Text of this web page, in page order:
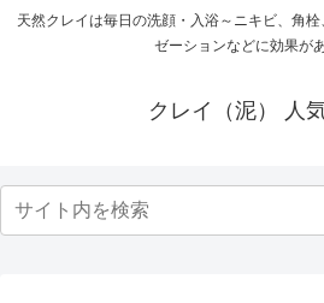
天然クレイは毎日の洗顔・入浴～ニキビ、角
ゼーションなどに効果が
クレイ（泥） 人